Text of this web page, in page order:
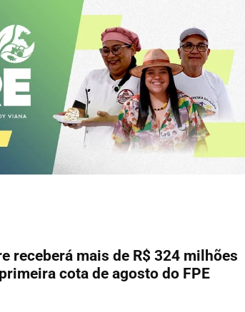
receberá mais de R$ 324 milhões
cota de agosto do FPE